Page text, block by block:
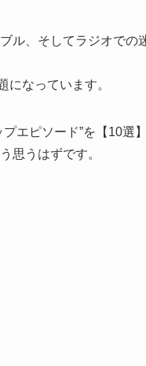
ル、そしてラジオで
になっています。
エピソード”を【10選
思うはずです。